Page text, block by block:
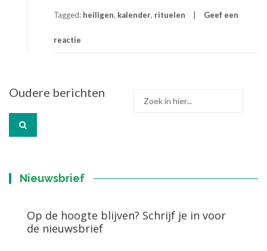
Tagged: heiligen, kalender, rituelen Geef een
reactie
Berichtennavigatie
Oudere berichten
Nieuwsbrief
Op de hoogte blijven? Schrijf je in voor
de nieuwsbrief